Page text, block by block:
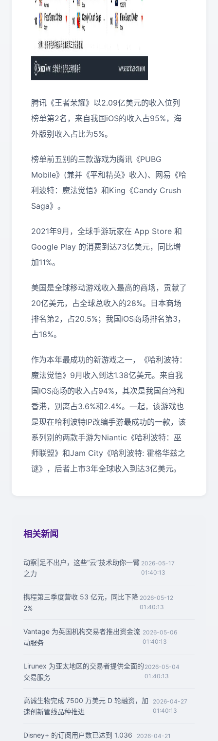
腾讯《王者荣耀》以2.09亿美元的收入位列
榜单第2名，来自我国iOS的收入占95%，海
外版别收入占比为5%。
榜单前五别的三款游戏为腾讯《PUBG
Mobile》(兼并《平和精英》收入)、网易《哈
利波特：魔法觉悟》和King《Candy Crush
Saga》。
2021年9月，全球手游玩家在 App Store 和
Google Play 的消费到达73亿美元，同比增
加11%。
美国是全球移动游戏收入最高的商场，贡献了
20亿美元，占全球总收入的28%。日本商场
排名第2，占20.5%；我国iOS商场排名第3，
占18%。
作为本年最成功的新游戏之一，《哈利波特：
魔法觉悟》9月收入到达1.38亿美元。来自我
国iOS商场的收入占94%，其次是我国台湾和
香港，别离占3.6%和2.4%。一起，该游戏也
是现在哈利波特IP改编手游最成功的一款，该
系列别的两款手游为Niantic《哈利波特：巫
师联盟》和Jam City《哈利波特: 霍格华兹之
谜》，后者上市3年全球收入到达3亿美元。
相关新闻
动察|足不出户，这些“云”技术助你一臂
之力
2026-05-17
01:40:13
携程第三季度营收 53 亿元，同比下降
2%
2026-05-12
01:40:13
Vantage 为英国机构交易者推出资金流
动服务
2026-05-06
01:40:13
Lirunex 为亚太地区的交易者提供全面的
交易服务
2026-05-04
01:40:13
高诚生物完成 7500 万美元 D 轮融资，加
速创新管线品种推进
2026-04-27
01:40:13
Disney+ 的订阅用户数已达到 1.036
2026-04-21